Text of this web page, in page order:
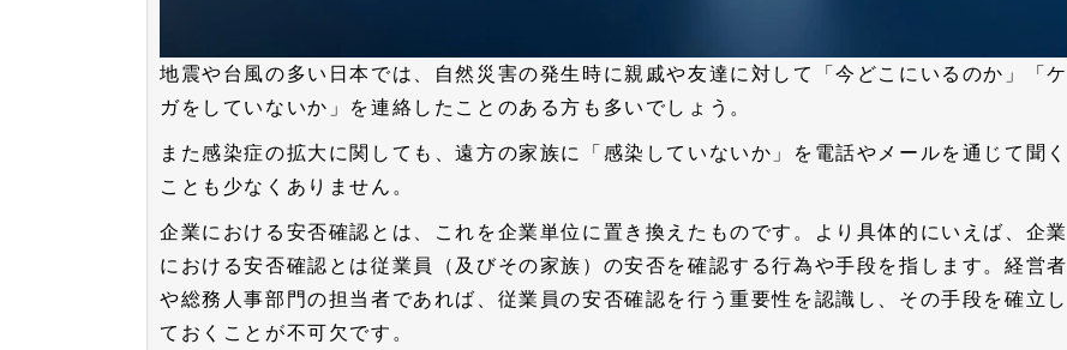
地震や台風の多い日本では、自然災害の発生時に親戚や友達に対して「今どこにいるのか」「ケ
ガをしていないか」を連絡したことのある方も多いでしょう。
また感染症の拡大に関しても、遠方の家族に「感染していないか」を電話やメールを通じて聞く
ことも少なくありません。
企業における安否確認とは、これを企業単位に置き換えたものです。より具体的にいえば、企業
における安否確認とは従業員（及びその家族）の安否を確認する行為や手段を指します。経営者
や総務人事部門の担当者であれば、従業員の安否確認を行う重要性を認識し、その手段を確立し
ておくことが不可欠です。